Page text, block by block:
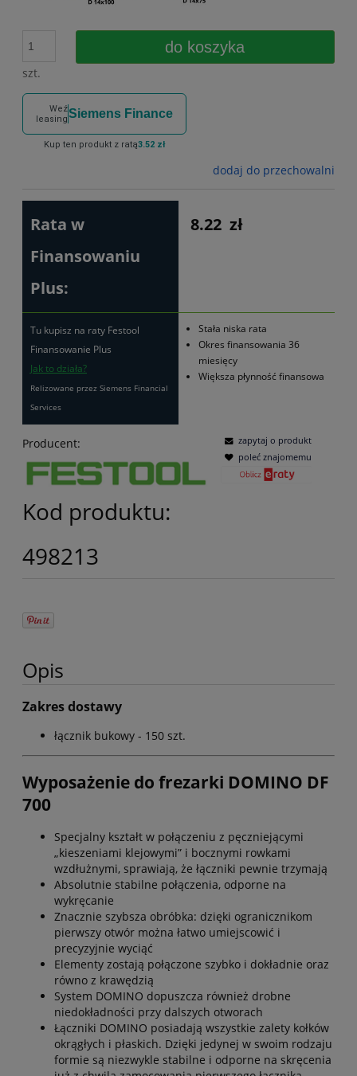
szt.
do koszyka
Weź
leasingSiemens Finance
Kup ten produkt z ratą3.52 zł
dodaj do przechowalni
Rata w
Finansowaniu
Plus:
8.22 zł
Tu kupisz na raty Festool
Finansowanie Plus
Jak to działa?
Relizowane przez Siemens Financial
Services
Stała niska rata
Okres finansowania 36
miesięcy
Większa płynność finansowa
Producent:
Kod produktu:
498213
zapytaj o produkt
poleć znajomemu
Opis
Zakres dostawy
łącznik bukowy - 150 szt.
Wyposażenie do frezarki DOMINO DF
700
Specjalny kształt w połączeniu z pęczniejącymi
„kieszeniami klejowymi” i bocznymi rowkami
wzdłużnymi, sprawiają, że łączniki pewnie trzymają
Absolutnie stabilne połączenia, odporne na
wykręcanie
Znacznie szybsza obróbka: dzięki ogranicznikom
pierwszy otwór można łatwo umiejscowić i
precyzyjnie wyciąć
Elementy zostają połączone szybko i dokładnie oraz
równo z krawędzią
System DOMINO dopuszcza również drobne
niedokładności przy dalszych otworach
Łączniki DOMINO posiadają wszystkie zalety kołków
okrągłych i płaskich. Dzięki jedynej w swoim rodzaju
formie są niezwykle stabilne i odporne na skręcenia